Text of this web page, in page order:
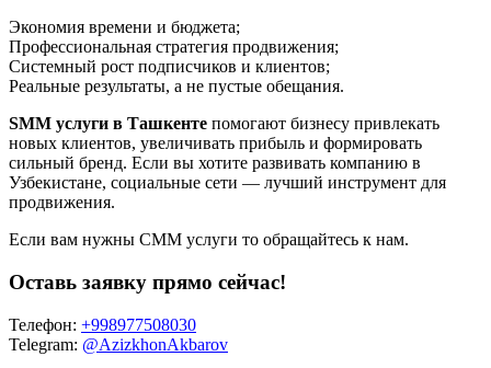
Экономия времени и бюджета;
Профессиональная стратегия продвижения;
Системный рост подписчиков и клиентов;
Реальные результаты, а не пустые обещания.
SMM услуги в Ташкенте помогают бизнесу привлекать
новых клиентов, увеличивать прибыль и формировать
сильный бренд. Если вы хотите развивать компанию в
Узбекистане, социальные сети — лучший инструмент для
продвижения.
Если вам нужны СММ услуги то обращайтесь к нам.
Оставь заявку прямо сейчас!
Телефон: +998977508030
Telegram: @AzizkhonAkbarov